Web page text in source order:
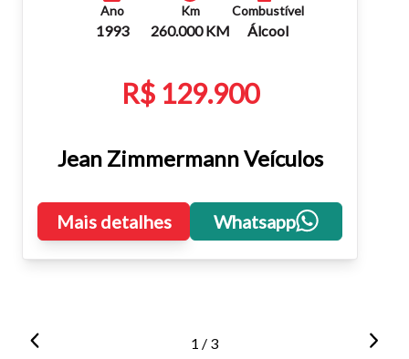
Ano
1993
Km
260.000 KM
Combustível
Álcool
R$ 129.900
Jean Zimmermann Veículos
Mais detalhes Whatsapp
1 / 3